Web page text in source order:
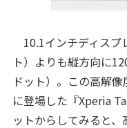
10.1インチディスプ
ト）よりも縦方向に
ドット）。この高解
に登場した『Xperia
ットからしてみると